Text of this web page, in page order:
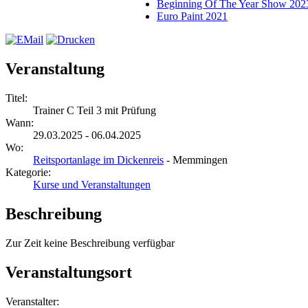
Beginning Of The Year Show
Euro Paint 2021
Veranstaltung
Titel:
Trainer C Teil 3 mit Prüfung
Wann:
29.03.2025 - 06.04.2025
Wo:
Reitsportanlage im Dickenreis - Memmingen
Kategorie:
Kurse und Veranstaltungen
Beschreibung
Zur Zeit keine Beschreibung verfügbar
Veranstaltungsort
Veranstalter: